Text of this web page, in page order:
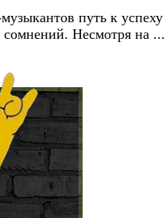
путь к успеху
Несмотря на ...